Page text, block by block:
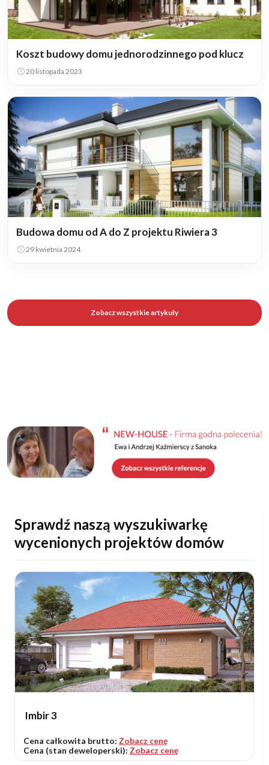
Koszt budowy domu jednorodzinnego pod klucz
20 listopada 2023
Budowa domu od A do Z projektu Riwiera 3
29 kwietnia 2024
Zobacz wszystkie artykuły
Sprawdź naszą wyszukiwarkę
wycenionych projektów domów
Imbir 3
Cena całkowita brutto: Zobacz cenę
Cena (stan deweloperski): Zobacz cenę